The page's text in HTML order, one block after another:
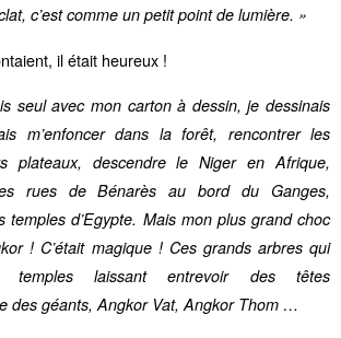
c’est comme un petit point de lumière. »
il était heureux !
seul avec mon carton à dessin, je dessinais
m’enfoncer dans la forêt, rencontrer les
plateaux, descendre le Niger en Afrique,
rues de Bénarès au bord du Ganges,
temples d’Egypte. Mais mon plus grand choc
! C’était magique ! Ces grands arbres qui
temples laissant entrevoir des têtes
des géants, Angkor Vat, Angkor Thom …